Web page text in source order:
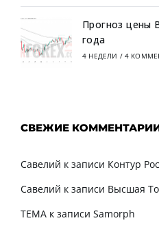
Прогноз цены
года
4 НЕДЕЛИ / 4
СВЕЖИЕ
Савелий к записи Контур
Савелий к записи Высшая
TEMA к записи Samorph